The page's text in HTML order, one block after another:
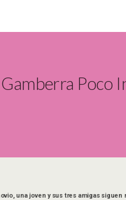
Poco
una joven y sus tres amigas